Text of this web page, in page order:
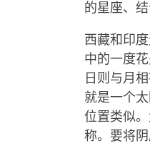
的星座、
西藏和印
中的一度
日则与月
就是一个
位置类似
称。要将